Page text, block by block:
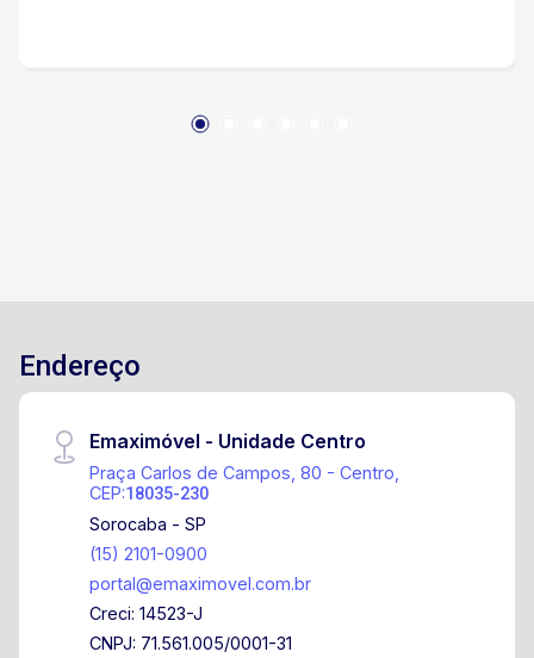
Endereço
Emaximóvel - Unidade Centro
Praça Carlos de Campos, 80 - Centro,
CEP:18035-230
Sorocaba - SP
(15) 2101-0900
portal@emaximovel.com.br
Creci: 14523-J
CNPJ: 71.561.005/0001-31